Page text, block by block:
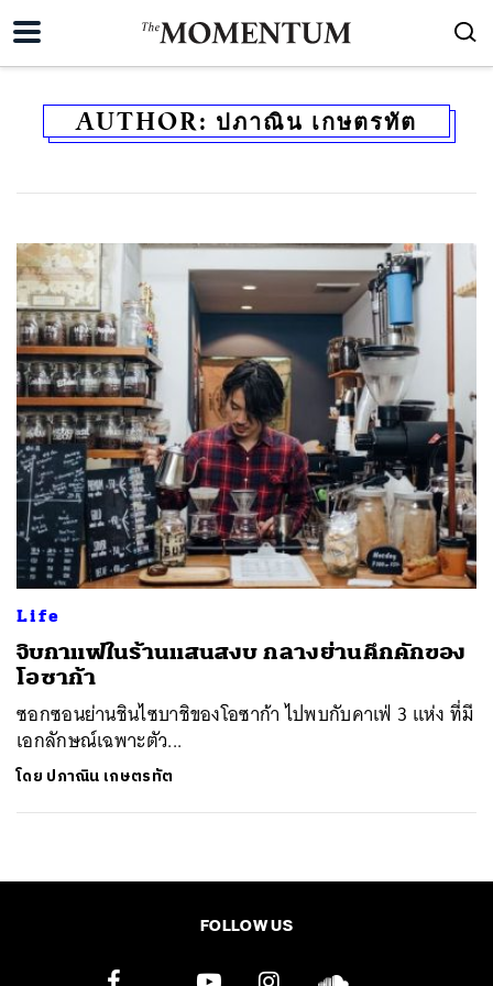
AUTHOR: ปภาณิน เกษตรทัต
Life
จิบกาแฟในร้านแสนสงบ กลางย่านคึกคักของ
โอซาก้า
ซอกซอนย่านชินไซบาชิของโอซาก้า ไปพบกับคาเฟ่ 3 แห่ง ที่มี
เอกลักษณ์เฉพาะตัว...
โดย ปภาณิน เกษตรทัต
FOLLOW US
ค้นหา
SHARE TWEET LINE EMAIL